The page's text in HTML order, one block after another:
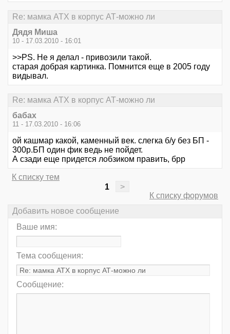
Re: мамка АТХ в корпус АТ-можно ли
Дядя Миша
10 - 17.03.2010 - 16:01
>>PS. Не я делал - привозили такой.
старая добрая картинка. Помнится еще в 2005 году
видывал.
Re: мамка АТХ в корпус АТ-можно ли
бабах
11 - 17.03.2010 - 16:06
ой кашмар какой, каменный век. слегка б/у без БП -
300р.БП один фик ведь не пойдет.
А сзади еще придется лобзиком править, брр
К списку тем
1
>
К списку форумов
Добавить новое сообщение
Ваше имя:
Тема сообщения:
Сообщение: